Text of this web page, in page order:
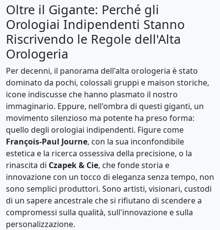
Oltre il Gigante: Perché gli
Orologiai Indipendenti Stanno
Riscrivendo le Regole dell'Alta
Orologeria
Per decenni, il panorama dell'alta orologeria è stato
dominato da pochi, colossali gruppi e maison storiche,
icone indiscusse che hanno plasmato il nostro
immaginario. Eppure, nell'ombra di questi giganti, un
movimento silenzioso ma potente ha preso forma:
quello degli orologiai indipendenti. Figure come
François-Paul Journe, con la sua inconfondibile
estetica e la ricerca ossessiva della precisione, o la
rinascita di Czapek & Cie, che fonde storia e
innovazione con un tocco di eleganza senza tempo, non
sono semplici produttori. Sono artisti, visionari, custodi
di un sapere ancestrale che si rifiutano di scendere a
compromessi sulla qualità, sull'innovazione e sulla
personalizzazione.